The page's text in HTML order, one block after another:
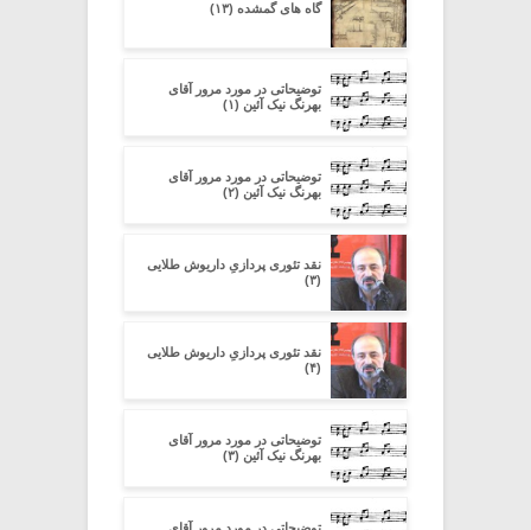
گاه های گمشده (۱۳)
توضیحاتی در مورد مرور آقای
بهرنگ نیک آئین (۱)
توضیحاتی در مورد مرور آقای
بهرنگ نیک آئین (۲)
نقد تئوری پردازیِ داریوش طلایی
(۳)
نقد تئوری پردازیِ داریوش طلایی
(۴)
توضیحاتی در مورد مرور آقای
بهرنگ نیک آئین (۳)